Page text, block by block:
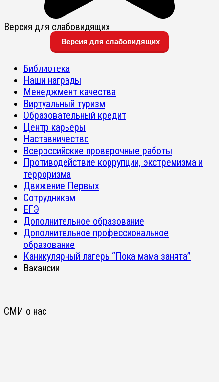
Версия для слабовидящих
Версия для слабовидящих
Библиотека
Наши награды
Менеджмент качества
Виртуальный туризм
Образовательный кредит
Центр карьеры
Наставничество
Всероссийские проверочные работы
Противодействие коррупции, экстремизма и
терроризма
Движение Первых
Сотрудникам
ЕГЭ
Дополнительное образование
Дополнительное профессиональное
образование
Каникулярный лагерь “Пока мама занята”
Вакансии
СМИ о нас